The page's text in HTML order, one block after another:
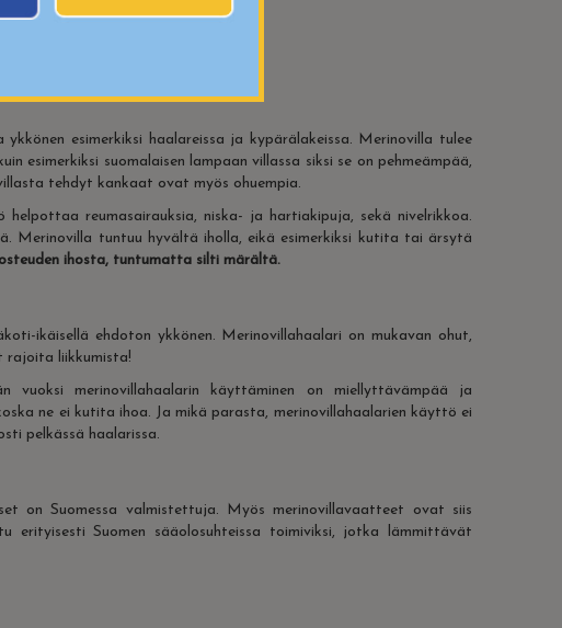
esimerkiksi haalareissa ja kypärälakeissa. Merinovilla tulee
suomalaisen lampaan villassa siksi se on pehmeämpää,
tehdyt kankaat ovat myös ohuempia.
helpottaa reumasairauksia, niska- ja hartiakipuja, sekä nivelrikkoa.
Merinovilla tuntuu hyvältä iholla, eikä esimerkiksi kutita tai ärsytä
ihosta, tuntumatta silti märältä.
ikäisellä ehdoton ykkönen. Merinovillahaalari on mukavan ohut,
rajoita liikkumista!
vuoksi merinovillahaalarin käyttäminen on miellyttävämpää ja
ne ei kutita ihoa. Ja mikä parasta, merinovillahaalarien käyttö ei
pelkässä haalarissa.
on Suomessa valmistettuja. Myös merinovillavaatteet ovat siis
erityisesti Suomen sääolosuhteissa toimiviksi, jotka lämmittävät